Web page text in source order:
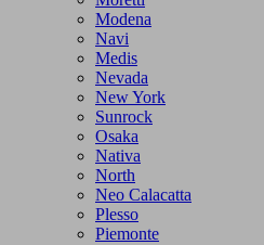
Modena
Navi
Medis
Nevada
New York
Sunrock
Osaka
Nativa
North
Neo Calacatta
Plesso
Piemonte